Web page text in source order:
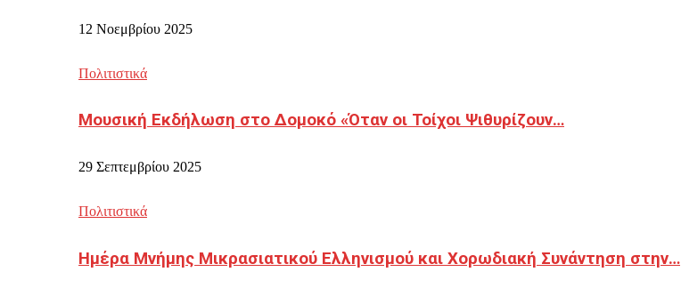
12 Νοεμβρίου 2025
Πολιτιστικά
Μουσική Εκδήλωση στο Δομοκό «Όταν οι Τοίχοι Ψιθυρίζουν…
29 Σεπτεμβρίου 2025
Πολιτιστικά
Ημέρα Μνήμης Μικρασιατικού Ελληνισμού και Χορωδιακή Συνάντηση στην…